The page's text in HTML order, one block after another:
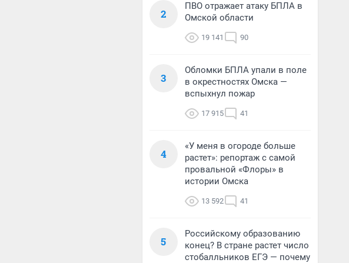
2
ПВО отражает атаку БПЛА в
Омской области
19 141 90
3
Обломки БПЛА упали в поле
в окрестностях Омска —
вспыхнул пожар
17 915 41
4
«У меня в огороде больше
растет»: репортаж с самой
провальной «Флоры» в
истории Омска
13 592 41
5
Российскому образованию
конец? В стране растет число
стобалльников ЕГЭ — почему